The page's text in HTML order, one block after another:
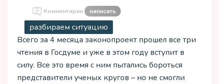
Комментарии написать
разбираем ситуацию
Всего за 4 месяца законопроект прошел все три
чтения в Госдуме и уже в этом году вступит в
силу. Все это время с ним пытались бороться
представители ученых кругов – но не смогли